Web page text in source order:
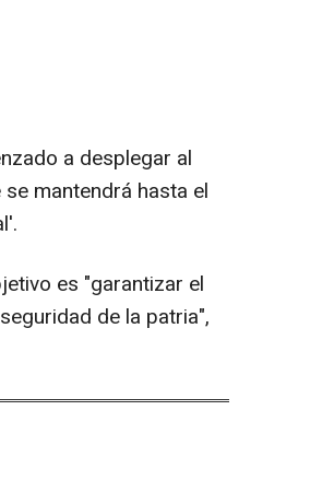
a desplegar al
mantendrá hasta el
es "garantizar el
de la patria",